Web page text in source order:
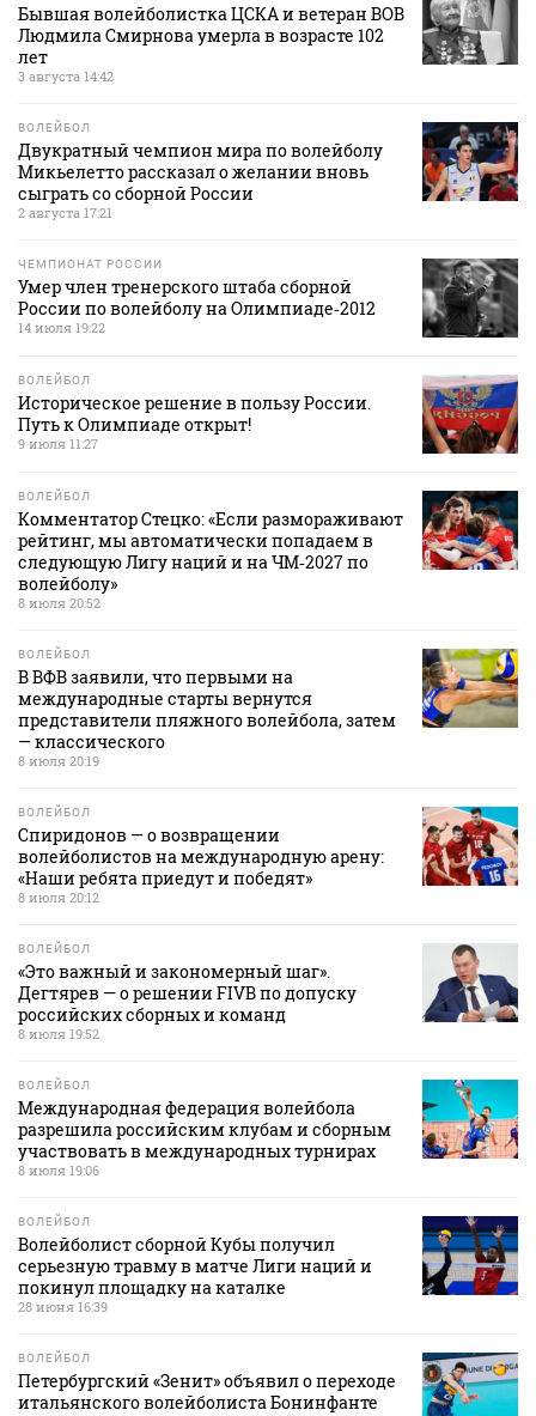
Бывшая волейболистка ЦСКА и ветеран ВОВ
Людмила Смирнова умерла в возрасте 102
лет
3 августа 14:42
ВОЛЕЙБОЛ
Двукратный чемпион мира по волейболу
Микьелетто рассказал о желании вновь
сыграть со сборной России
2 августа 17:21
ЧЕМПИОНАТ РОССИИ
Умер член тренерского штаба сборной
России по волейболу на Олимпиаде‑2012
14 июля 19:22
ВОЛЕЙБОЛ
Историческое решение в пользу России.
Путь к Олимпиаде открыт!
9 июля 11:27
ВОЛЕЙБОЛ
Комментатор Стецко: «Если размораживают
рейтинг, мы автоматически попадаем в
следующую Лигу наций и на ЧМ‑2027 по
волейболу»
8 июля 20:52
ВОЛЕЙБОЛ
В ВФВ заявили, что первыми на
международные старты вернутся
представители пляжного волейбола, затем
— классического
8 июля 20:19
ВОЛЕЙБОЛ
Спиридонов — о возвращении
волейболистов на международную арену:
«Наши ребята приедут и победят»
8 июля 20:12
ВОЛЕЙБОЛ
«Это важный и закономерный шаг».
Дегтярев — о решении FIVB по допуску
российских сборных и команд
8 июля 19:52
ВОЛЕЙБОЛ
Международная федерация волейбола
разрешила российским клубам и сборным
участвовать в международных турнирах
8 июля 19:06
ВОЛЕЙБОЛ
Волейболист сборной Кубы получил
серьезную травму в матче Лиги наций и
покинул площадку на каталке
28 июня 16:39
ВОЛЕЙБОЛ
Петербургский «Зенит» объявил о переходе
итальянского волейболиста Бонинфанте